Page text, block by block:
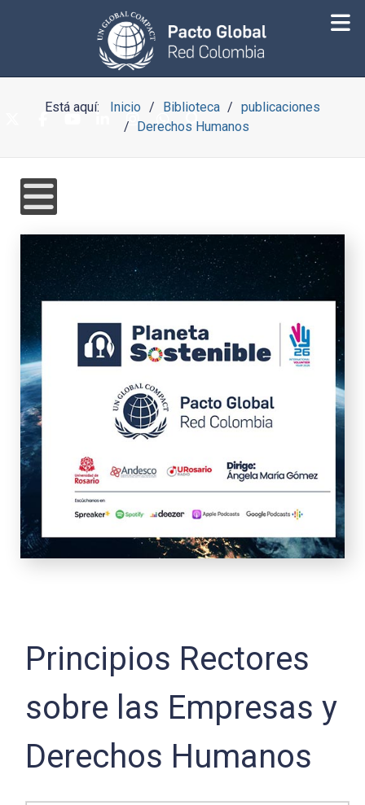
Está aquí: Inicio Biblioteca
publicaciones
Derechos Humanos
Principios Rectores
sobre las Empresas y
Derechos Humanos